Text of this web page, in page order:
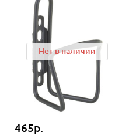
Нет в наличии
465р.